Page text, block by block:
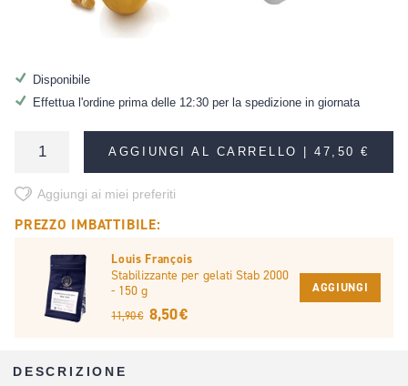
Disponibile
Effettua l'ordine prima delle 12:30 per la spedizione in giornata
AGGIUNGI AL CARRELLO |47,50 €
Aggiungi ai miei preferiti
PREZZO IMBATTIBILE:
Louis François
Stabilizzante per gelati Stab 2000
- 150 g
11,90 € 8,50 €
AGGIUNGI
DESCRIZIONE